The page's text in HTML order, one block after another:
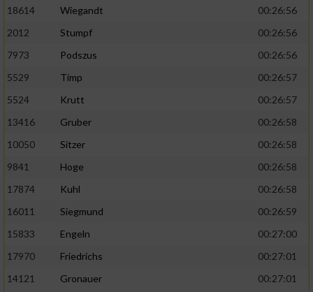
18614
Wiegandt
00:26:56
2012
Stumpf
00:26:56
7973
Podszus
00:26:56
5529
Timp
00:26:57
5524
Krutt
00:26:57
13416
Gruber
00:26:58
10050
Sitzer
00:26:58
9841
Hoge
00:26:58
17874
Kuhl
00:26:58
16011
Siegmund
00:26:59
15833
Engeln
00:27:00
17970
Friedrichs
00:27:01
14121
Gronauer
00:27:01